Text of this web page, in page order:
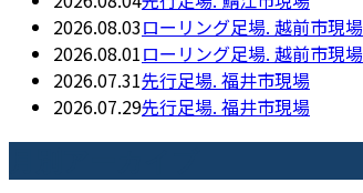
2026.08.03ローリング足場. 越前市現場
2026.08.01ローリング足場. 越前市現場
2026.07.31先行足場. 福井市現場
2026.07.29先行足場. 福井市現場